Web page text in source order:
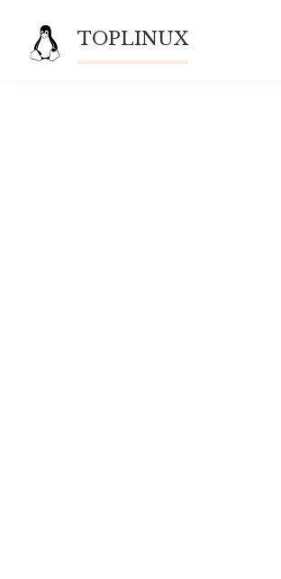
contenido
TOPLINUX